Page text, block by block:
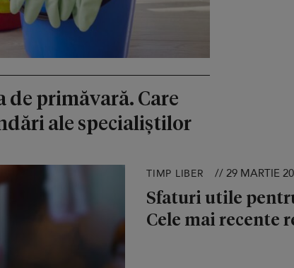
primăvară. Care
ale specialiștilor
TIMP LIBER // 29 MARTIE
Sfaturi utile
Cele mai recente